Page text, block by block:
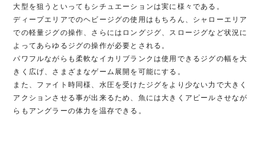
大型を狙うといってもシチュエーションは実に様々である。
ディープエリアでのヘビージグの使用はもちろん、シャローエリア
での軽量ジグの操作、さらにはロングジグ、スロージグなど状況に
よってあらゆるジグの操作が必要とされる。
パワフルながらも柔軟なイカリブランクは使用できるジグの幅を大
きく広げ、さまざまなゲーム展開を可能にする。
また、ファイト時同様、水圧を受けたジグをより少ない力で大きく
アクションさせる事が出来るため、魚には大きくアピールさせなが
らもアングラーの体力を温存できる。